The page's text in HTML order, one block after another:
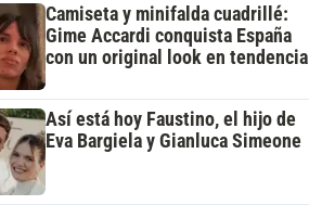
Camiseta y minifalda cuadrillé:
Gime Accardi conquista España
con un original look en tendencia
Así está hoy Faustino, el hijo de
Eva Bargiela y Gianluca Simeone